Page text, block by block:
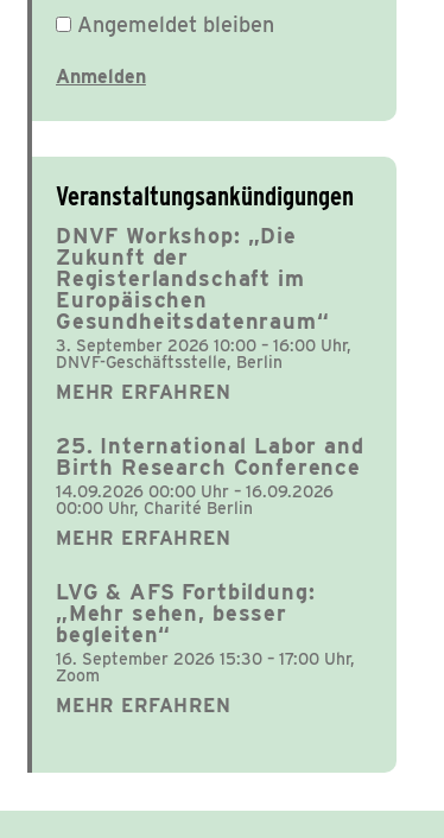
Angemeldet bleiben
Veranstaltungsankündigungen
DNVF Workshop: „Die
Zukunft der
Registerlandschaft im
Europäischen
Gesundheitsdatenraum“
3. September 2026 10:00 – 16:00 Uhr,
DNVF-Geschäftsstelle, Berlin
MEHR ERFAHREN
25. International Labor and
Birth Research Conference
14.09.2026 00:00 Uhr – 16.09.2026
00:00 Uhr, Charité Berlin
MEHR ERFAHREN
LVG & AFS Fortbildung:
„Mehr sehen, besser
begleiten“
16. September 2026 15:30 – 17:00 Uhr,
Zoom
MEHR ERFAHREN